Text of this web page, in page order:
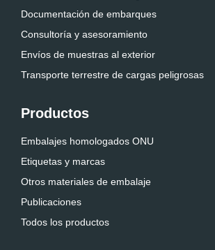
Documentación de embarques
Consultoría y asesoramiento
Envíos de muestras al exterior
Transporte terrestre de cargas peligrosas
Productos
Embalajes homologados ONU
Etiquetas y marcas
Otros materiales de embalaje
Publicaciones
Todos los productos